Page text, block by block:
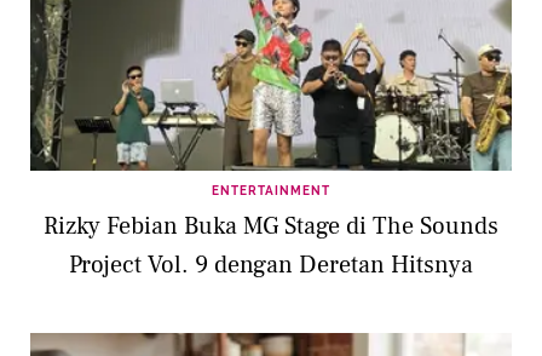
ENTERTAINMENT
Rizky Febian Buka MG Stage di The Sounds
Project Vol. 9 dengan Deretan Hitsnya